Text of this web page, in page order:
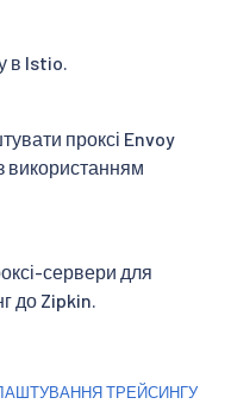
в Istio.
проксі Envoy
використанням
сервери для
до Zipkin.
ТРЕЙСИНГУ